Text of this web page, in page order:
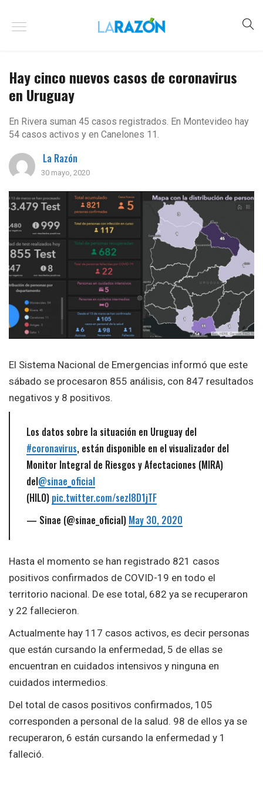
Hay cinco nuevos casos de coronavirus
en Uruguay
En Rivera suman 45 casos registrados. En Montevideo hay
54 casos activos y en Canelones 11.
La Razón
30 mayo, 2020
El Sistema Nacional de Emergencias informó que este
sábado se procesaron 855 análisis, con 847 resultados
negativos y 8 positivos.
Los datos sobre la situación en Uruguay del
#coronavirus, están disponible en el visualizador del
Monitor Integral de Riesgos y Afectaciones (MIRA)
del@sinae_oficial
(HILO) pic.twitter.com/sezI8D1jTF
— Sinae (@sinae_oficial) May 30, 2020
Hasta el momento se han registrado 821 casos
positivos confirmados de COVID-19 en todo el
territorio nacional. De ese total, 682 ya se recuperaron
y 22 fallecieron.
Actualmente hay 117 casos activos, es decir personas
que están cursando la enfermedad, 5 de ellas se
encuentran en cuidados intensivos y ninguna en
cuidados intermedios.
Del total de casos positivos confirmados, 105
corresponden a personal de la salud. 98 de ellos ya se
recuperaron, 6 están cursando la enfermedad y 1
falleció.